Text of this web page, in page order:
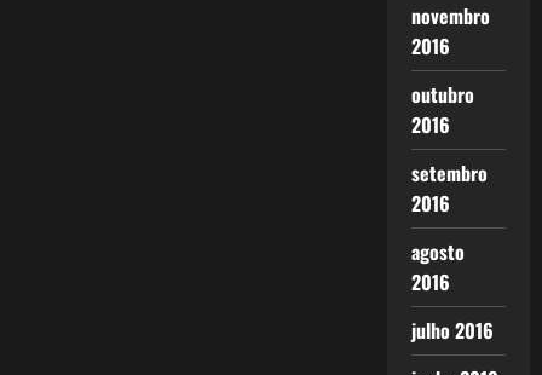
novembro
2016
outubro
2016
setembro
2016
agosto
2016
julho 2016